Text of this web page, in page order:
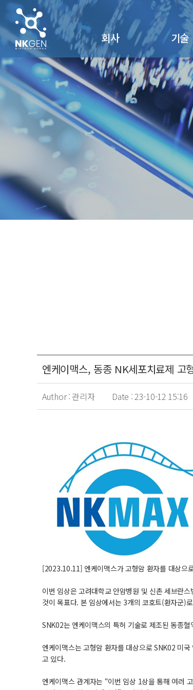
회사
회사개요
회사연혁
찾아오시는 길
기술
NK세포
NK Vue®
연구 및 제
엔케이맥스, 동종 NK세포치료제 고
Author :관리자 Date :23-10-12 15:16
[2023.10.11] 엔케이맥스가 고형암 환자를 대상으
이번 임상은 고려대학교 안암병원 및 신촌 세브란
것이 목표다. 본 임상에서는 3개의 코호트(환자군)
SNK02는 엔케이맥스의 특허 기술로 제조된 동종
엔케이맥스는 고형암 환자를 대상으로 SNK02 미
고 있다.
엔케이맥스 관계자는 “이번 임상 1상을 통해 여러